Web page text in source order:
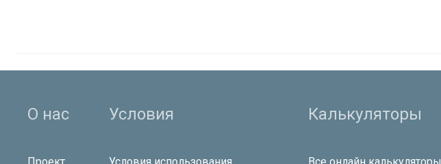
О нас Условия Калькуляторы